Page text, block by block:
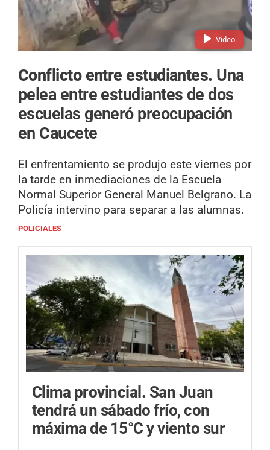
Video
Conflicto entre estudiantes. Una
pelea entre estudiantes de dos
escuelas generó preocupación
en Caucete
El enfrentamiento se produjo este viernes por
la tarde en inmediaciones de la Escuela
Normal Superior General Manuel Belgrano. La
Policía intervino para separar a las alumnas.
POLICIALES
Clima provincial. San Juan
tendrá un sábado frío, con
máxima de 15°C y viento sur